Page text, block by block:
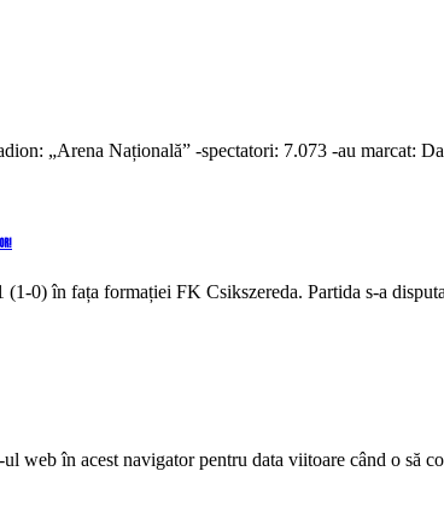
„Arena Națională” -spectatori: 7.073 -au marcat:
(1-0) în fața formației FK Csikszereda. Partida s-a
web în acest navigator pentru data viitoare când o să